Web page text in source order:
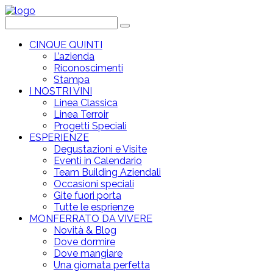
CINQUE QUINTI
L’azienda
Riconoscimenti
Stampa
I NOSTRI VINI
Linea Classica
Linea Terroir
Progetti Speciali
ESPERIENZE
Degustazioni e Visite
Eventi in Calendario
Team Building Aziendali
Occasioni speciali
Gite fuori porta
Tutte le esprienze
MONFERRATO DA VIVERE
Novità & Blog
Dove dormire
Dove mangiare
Una giornata perfetta